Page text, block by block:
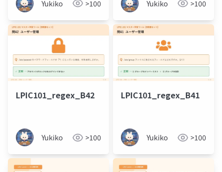
Yukiko >100 Yukiko >100
LPIC101_regex_B42
Yukiko >100
LPIC101_regex_B41
Yukiko >100